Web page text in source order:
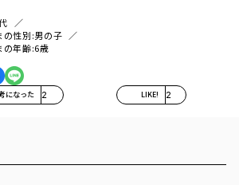
の性別:男の子
の年齢:6歳
になった 2 LIKE! 2